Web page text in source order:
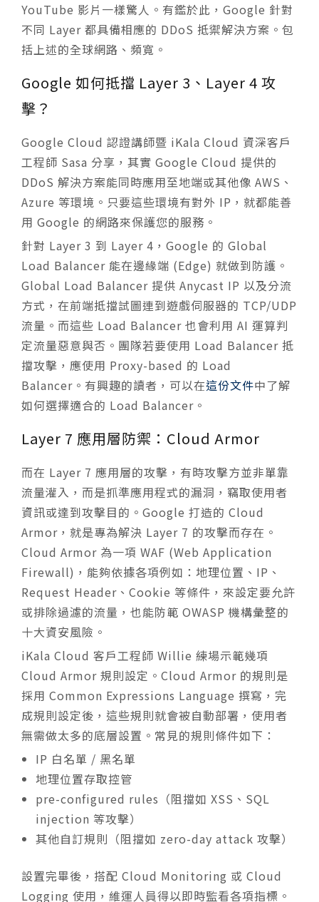
YouTube 影片一樣驚人。有鑑於此，Google 針對
不同 Layer 都具備相應的 DDoS 抵禦解決方案。包
括上述的全球網路、頻寬。
Google 如何抵擋 Layer 3、Layer 4 攻
擊？
Google Cloud 認證講師暨 iKala Cloud 資深客戶
工程師 Sasa 分享，其實 Google Cloud 提供的
DDoS 解決方案能同時應用至地端或其他像 AWS、
Azure 等環境。只要這些環境有對外 IP，就都能善
用 Google 的網路來保護您的服務。
針對 Layer 3 到 Layer 4，Google 的 Global
Load Balancer 能在邊緣端 (Edge) 就做到防護。
Global Load Balancer 提供 Anycast IP 以及分流
方式，在前端抵擋試圖連到遊戲伺服器的 TCP/UDP
流量。而這些 Load Balancer 也會利用 AI 運算判
定流量惡意與否。團隊若要使用 Load Balancer 抵
擋攻擊，應使用 Proxy-based 的 Load
Balancer。有興趣的讀者，可以在這份文件中了解
如何選擇適合的 Load Balancer。
Layer 7 應用層防禦：Cloud Armor
而在 Layer 7 應用層的攻擊，有時攻擊方並非單靠
流量灌入，而是抓準應用程式的漏洞，竊取使用者
資訊或達到攻擊目的。Google 打造的 Cloud
Armor，就是專為解決 Layer 7 的攻擊而存在。
Cloud Armor 為一項 WAF (Web Application
Firewall)，能夠依據各項例如：地理位置、IP、
Request Header、Cookie 等條件，來設定要允許
或排除過濾的流量，也能防範 OWASP 機構彙整的
十大資安風險。
iKala Cloud 客戶工程師 Willie 練場示範幾項
Cloud Armor 規則設定。Cloud Armor 的規則是
採用 Common Expressions Language 撰寫，完
成規則設定後，這些規則就會被自動部署，使用者
無需做太多的底層設置。常見的規則條件如下：
IP 白名單 / 黑名單
地理位置存取控管
pre-configured rules（阻擋如 XSS、SQL
injection 等攻擊）
其他自訂規則（阻擋如 zero-day attack 攻擊）
設置完畢後，搭配 Cloud Monitoring 或 Cloud
Logging 使用，維運人員得以即時監看各項指標。